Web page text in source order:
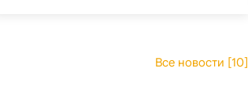
Все новости [10]